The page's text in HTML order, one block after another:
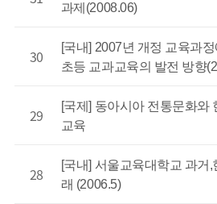
과제(2008.06)
30
[국내] 2007년 개정 교육과
초등 교과교육의 발전 방향
29
[국제] 동아시아 전통문화와
교육
28
[국내] 서울교육대학교 과거,
래 (2006.5)